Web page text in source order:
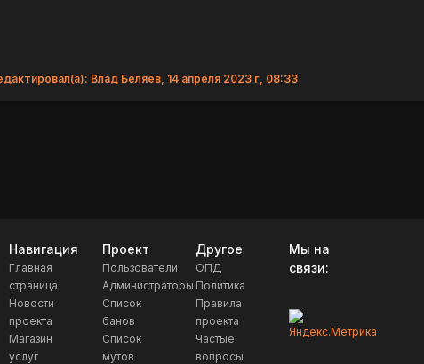
Влад Беляев, 14 апреля 2023 г, 08:33
Навигация
Главная
страница
Новости
проекта
Магазин
услуг
Проект
Пользователи
Администраторы
Список
банов
Список
мутов
Другое
ОПД
Политика
Правила
проекта
Частые
вопросы
Мы на
связи: